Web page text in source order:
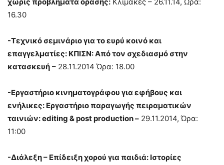
16.30
-Τεχνικό σεμινάριο για το ευρύ κοινό και
επαγγελματίες: ΚΠΙΣΝ: Από τον σχεδιασμό στην
κατασκευή – 28.11.2014 Ώρα: 18.00
-Εργαστήριο κινηματογράφου για εφήβους και
ενήλικες: Εργαστήριο παραγωγής πειραματικών
ταινιών: editing & post production – 29.11.2014, Ώρα:
11:00
-Διάλεξη – Επίδειξη χορού για παιδιά: Ιστορίες